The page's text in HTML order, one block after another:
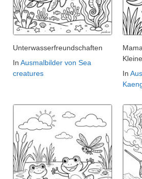
Unterwasserfreundschaften
In Ausmalbilder von Sea
creatures
In